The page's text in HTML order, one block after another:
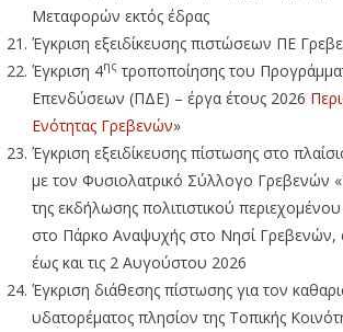
Μεταφορών εκτός έδρας
Έγκριση εξειδίκευσης πιστώσεων ΠΕ
Έγκριση 4ης τροποποίησης του
Επενδύσεων (ΠΔΕ) – έργα έτους 2026
Ενότητας Γρεβενών»
Έγκριση εξειδίκευσης πίστωσης στο
με τον Φυσιολατρικό Σύλλογο Γρεβενών
της εκδήλωσης πολιτιστικού
στο Πάρκο Αναψυχής στο Νησί Γρεβενών,
έως και τις 2 Αυγούστου 2026
Έγκριση διάθεσης πίστωσης για τον
υδατορέματος πλησίον της Τοπικής